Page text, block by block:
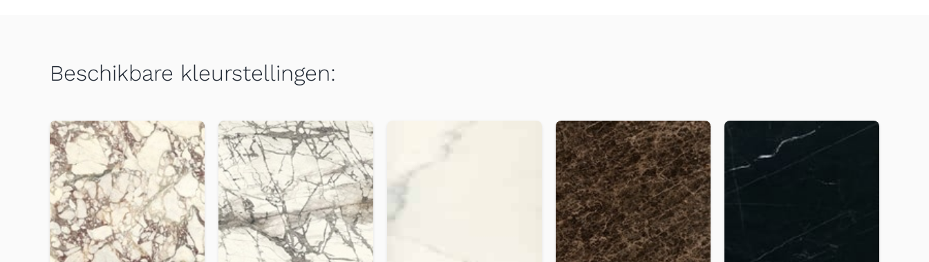
Beschikbare kleurstellingen: